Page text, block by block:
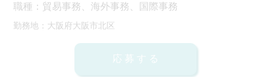
職種：貿易事務、海外事務、国際事務
勤務地：大阪府大阪市北区